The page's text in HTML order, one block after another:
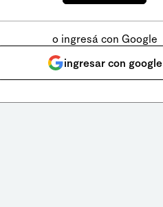
o ingresá con Google
ingresar con google